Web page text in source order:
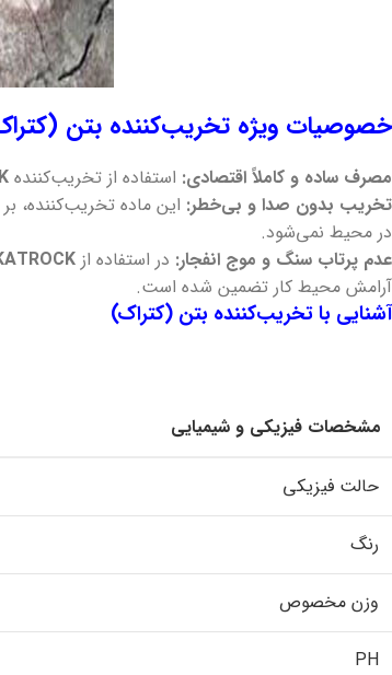
خصوصیات ویژه تخریب‌کننده بتن
مصرف ساده و کاملاً اقتصادی: استفاده از تخریب‌کننده
تخریب بدون صدا و بی‌خطر: این ماده تخریب‌کننده،
در محیط نمی‌شود.
عدم پرتاب سنگ و موج انفجار: در استفاده از
آرامش محیط کار تضمین شده است.
آشنایی با تخریب‌کننده بتن (کتراک)
مشخصات فیزیکی و شیمیایی
حالت فیزیکی
رنگ
وزن مخصوص
PH